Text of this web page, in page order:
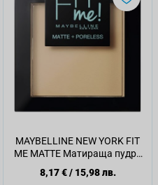
MAYBELLINE NEW YORK FIT
ME MATTE Матираща пудра
115
8,17 €/ 15,98 лв.